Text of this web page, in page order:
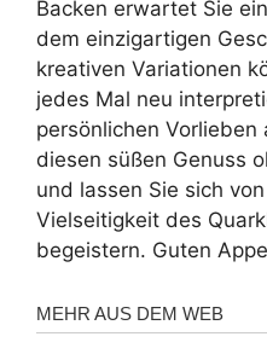
Backen erwartet Sie
dem einzigartigen
kreativen Variationen
jedes Mal neu
persönlichen Vorlieben
diesen süßen Genuss
und lassen Sie sich
Vielseitigkeit des
begeistern. Guten